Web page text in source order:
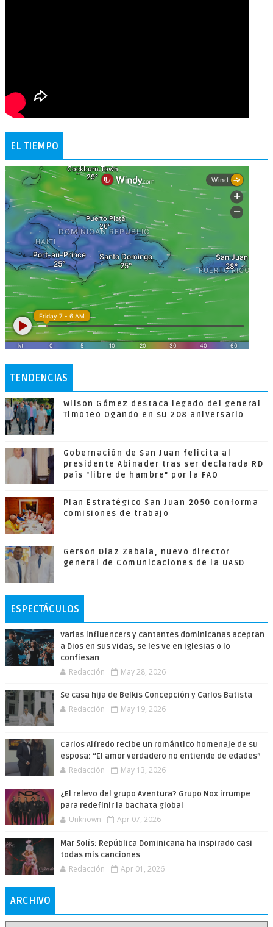
EL TIEMPO
TENDENCIAS
Wilson Gómez destaca legado del general
Timoteo Ogando en su 208 aniversario
Gobernación de San Juan felicita al
presidente Abinader tras ser declarada RD
país "libre de hambre" por la FAO
Plan Estratégico San Juan 2050 conforma
comisiones de trabajo
Gerson Díaz Zabala, nuevo director
general de Comunicaciones de la UASD
ESPECTÁCULOS
Varias influencers y cantantes dominicanas aceptan
a Dios en sus vidas, se les ve en iglesias o lo
confiesan
Redacción May 28, 2026
Se casa hija de Belkis Concepción y Carlos Batista
Redacción May 19, 2026
Carlos Alfredo recibe un romántico homenaje de su
esposa: “El amor verdadero no entiende de edades”
Redacción May 13, 2026
¿El relevo del grupo Aventura? Grupo Nox irrumpe
para redefinir la bachata global
Unknown Apr 07, 2026
Mar Solís: República Dominicana ha inspirado casi
todas mis canciones
Redacción Apr 01, 2026
ARCHIVO